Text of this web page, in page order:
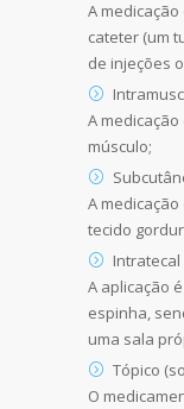
A
cateter (um
de injeções
A
músculo;
A
tecido
A aplicação
espinha,
uma sala
Tópico
O